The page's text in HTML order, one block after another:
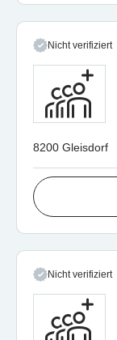
Nicht verifiziert
8200 Gleisdorf
Nicht verifiziert